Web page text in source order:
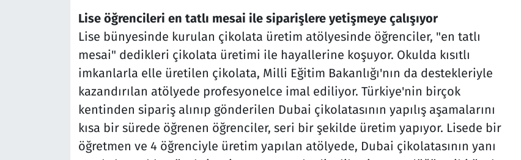
Lise öğrencileri en tatlı mesai ile siparişlere yetişmeye çalışıyor
Lise bünyesinde kurulan çikolata üretim atölyesinde öğrenciler, "en tatlı
mesai" dedikleri çikolata üretimi ile hayallerine koşuyor. Okulda kısıtlı
imkanlarla elle üretilen çikolata, Milli Eğitim Bakanlığı'nın da destekleriyle
kazandırılan atölyede profesyonelce imal ediliyor. Türkiye'nin birçok
kentinden sipariş alınıp gönderilen Dubai çikolatasının yapılış aşamalarını
kısa bir sürede öğrenen öğrenciler, seri bir şekilde üretim yapıyor. Lisede bir
öğretmen ve 4 öğrenciyle üretim yapılan atölyede, Dubai çikolatasının yanı